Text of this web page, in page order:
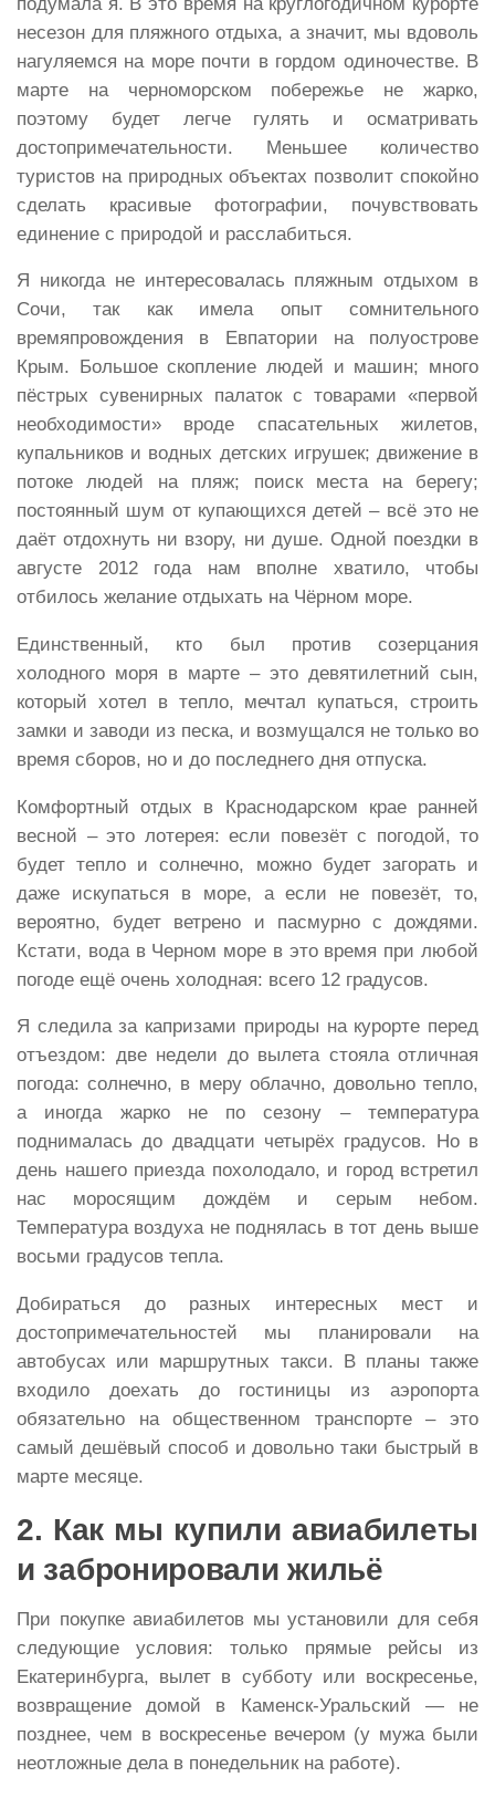
несезон для пляжного отдыха, а значит, мы вдоволь
нагуляемся на море почти в гордом одиночестве. В
марте на черноморском побережье не жарко,
поэтому будет легче гулять и осматривать
достопримечательности. Меньшее количество
туристов на природных объектах позволит спокойно
сделать красивые фотографии, почувствовать
единение с природой и расслабиться.
Я никогда не интересовалась пляжным отдыхом в
Сочи, так как имела опыт сомнительного
времяпровождения в Евпатории на полуострове
Крым. Большое скопление людей и машин; много
пёстрых сувенирных палаток с товарами «первой
необходимости» вроде спасательных жилетов,
купальников и водных детских игрушек; движение в
потоке людей на пляж; поиск места на берегу;
постоянный шум от купающихся детей – всё это не
даёт отдохнуть ни взору, ни душе. Одной поездки в
августе 2012 года нам вполне хватило, чтобы
отбилось желание отдыхать на Чёрном море.
Единственный, кто был против созерцания
холодного моря в марте – это девятилетний сын,
который хотел в тепло, мечтал купаться, строить
замки и заводи из песка, и возмущался не только во
время сборов, но и до последнего дня отпуска.
Комфортный отдых в Краснодарском крае ранней
весной – это лотерея: если повезёт с погодой, то
будет тепло и солнечно, можно будет загорать и
даже искупаться в море, а если не повезёт, то,
вероятно, будет ветрено и пасмурно с дождями.
Кстати, вода в Черном море в это время при любой
погоде ещё очень холодная: всего 12 градусов.
Я следила за капризами природы на курорте перед
отъездом: две недели до вылета стояла отличная
погода: солнечно, в меру облачно, довольно тепло,
а иногда жарко не по сезону – температура
поднималась до двадцати четырёх градусов. Но в
день нашего приезда похолодало, и город встретил
нас моросящим дождём и серым небом.
Температура воздуха не поднялась в тот день выше
восьми градусов тепла.
Добираться до разных интересных мест и
достопримечательностей мы планировали на
автобусах или маршрутных такси. В планы также
входило доехать до гостиницы из аэропорта
обязательно на общественном транспорте – это
самый дешёвый способ и довольно таки быстрый в
марте месяце.
2. Как мы купили авиабилеты
и забронировали жильё
При покупке авиабилетов мы установили для себя
следующие условия: только прямые рейсы из
Екатеринбурга, вылет в субботу или воскресенье,
возвращение домой в Каменск-Уральский — не
позднее, чем в воскресенье вечером (у мужа были
неотложные дела в понедельник на работе).